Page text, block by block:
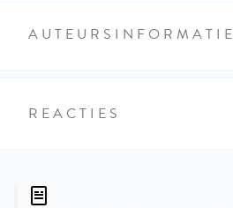
AUTEURSINFORMATIE
REACTIES